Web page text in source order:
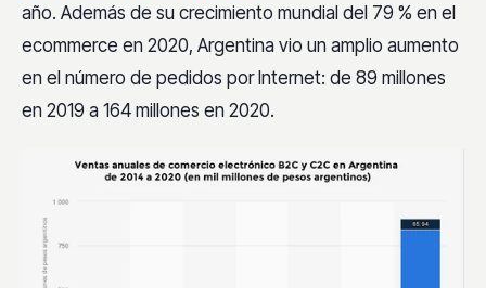
año. Además de su crecimiento mundial del 79 % en el
ecommerce en 2020, Argentina vio un amplio aumento
en el número de pedidos por Internet: de 89 millones
en 2019 a 164 millones en 2020.